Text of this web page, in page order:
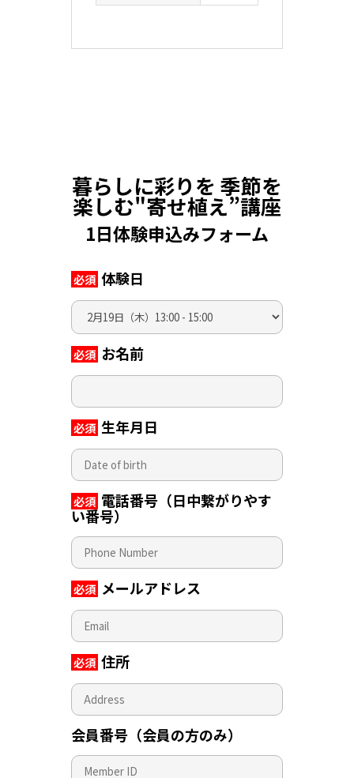
暮らしに彩りを 季節を
楽しむ"寄せ植え”講座
1日体験申込みフォーム
必須 体験日
必須 お名前
必須 生年月日
必須 電話番号（日中繋がりやす
い番号）
必須 メールアドレス
必須 住所
会員番号（会員の方のみ）